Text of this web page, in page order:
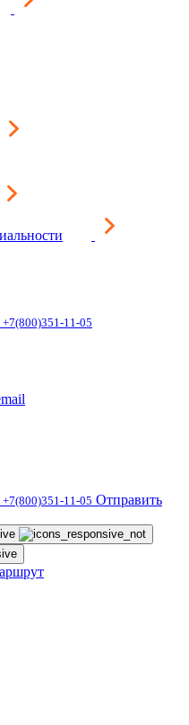
+7(800)351-11-05
+7(800)351-11-05 Отправить